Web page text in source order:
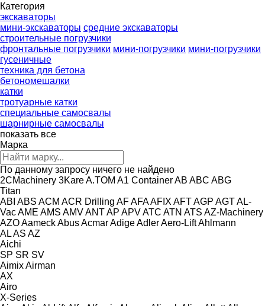
Категория
экскаваторы
мини-экскаваторы средние экскаваторы
строительные погрузчики
фронтальные погрузчики мини-погрузчики мини-погрузчики
гусеничные
техника для бетона
бетономешалки
катки
тротуарные катки
специальные самосвалы
шарнирные самосвалы
показать все
Марка
По данному запросу ничего не найдено
2CMachinery 3KareA.TOM A1 ContainerAB ABC ABG
Titan
ABI ABS ACM ACR Drilling AFAFAAFIX AFTAGP AGTAL-
VacAME AMS AMVANTAP APVATC ATN ATS AZ-Machinery
AZOAameckAbusAcmarAdigeAdlerAero-LiftAhlmann
ALAS AZ
Aichi
SP SR SV
AimixAirman
AX
Airo
X-Series